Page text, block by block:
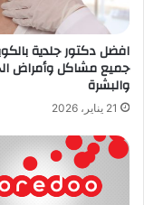
افضل دكتور جلدية
جميع مشاكل وأمراض
والبشرة
21 يناير، 2026